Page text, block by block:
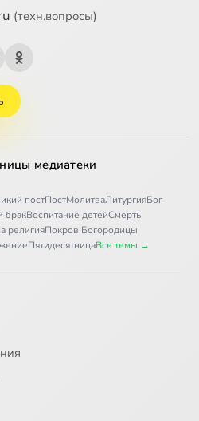
(техн.вопросы)
медиатеки
постПостМолитваЛитургияБог
бракВоспитание детейСмерть
религияПокров Богородицы
ПятидесятницаВсе темы →